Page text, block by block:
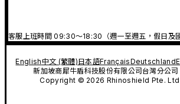
客服上班時間 09:30～18:30（週一至週五，假日及
English中文 (繁體)日本語FrançaisDeutschland
新加坡商犀牛盾科技股份有限公司台灣分公
Copyright © 2026 Rhinoshield Pte. Ltd